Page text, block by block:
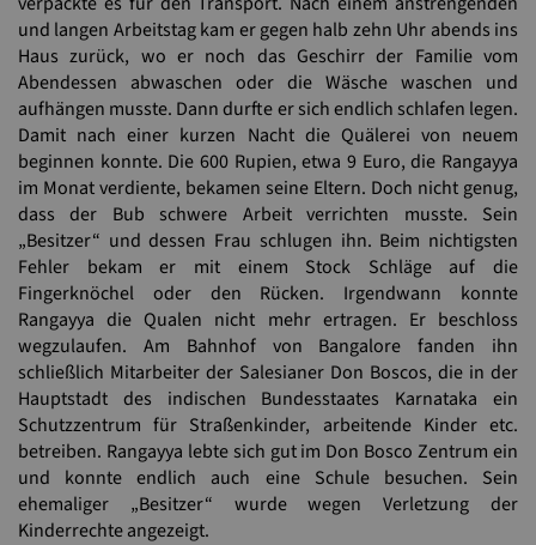
und langen Arbeitstag kam er gegen halb zehn Uhr abends ins
Haus zurück, wo er noch das Geschirr der Familie vom
Abendessen abwaschen oder die Wäsche waschen und
aufhängen musste. Dann durfte er sich endlich schlafen legen.
Damit nach einer kurzen Nacht die Quälerei von neuem
beginnen konnte. Die 600 Rupien, etwa 9 Euro, die Rangayya
im Monat verdiente, bekamen seine Eltern. Doch nicht genug,
dass der Bub schwere Arbeit verrichten musste. Sein
„Besitzer“ und dessen Frau schlugen ihn. Beim nichtigsten
Fehler bekam er mit einem Stock Schläge auf die
Fingerknöchel oder den Rücken. Irgendwann konnte
Rangayya die Qualen nicht mehr ertragen. Er beschloss
wegzulaufen. Am Bahnhof von Bangalore fanden ihn
schließlich Mitarbeiter der Salesianer Don Boscos, die in der
Hauptstadt des indischen Bundesstaates Karnataka ein
Schutzzentrum für Straßenkinder, arbeitende Kinder etc.
betreiben. Rangayya lebte sich gut im Don Bosco Zentrum ein
und konnte endlich auch eine Schule besuchen. Sein
ehemaliger „Besitzer“ wurde wegen Verletzung der
Kinderrechte angezeigt.